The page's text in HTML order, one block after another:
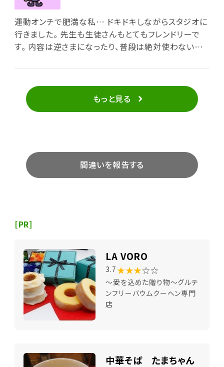
運動オンチで肥満な私… ドキドキしながらスタジオに
行きました。 先生も生徒さんもとてもフレンドリーで
す。 内容は逆さまになったり、普段は絶対使わないで
想タイムです。 無理なく続けられそうです。 満足です‼️
もっと見る
間違いを報告する
[PR]
LA VORO
3.7 ★★★☆☆
～愛を込めた贈り物～グルテ
ンフリーバウムクーヘン専門
店
中華そば たまちゃん